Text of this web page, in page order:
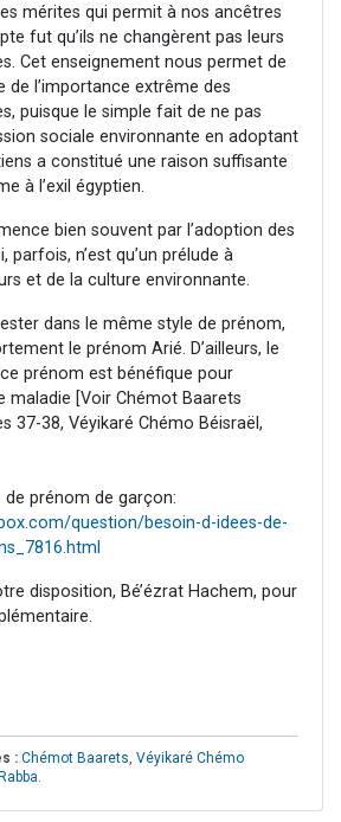
mérites qui permit à nos ancêtres
fut qu’ils ne changèrent pas leurs
Cet enseignement nous permet de
de l’importance extrême des
puisque le simple fait de ne pas
sociale environnante en adoptant
a constitué une raison suffisante
à l’exil égyptien.
bien souvent par l’adoption des
parfois, n’est qu’un prélude à
et de la culture environnante.
dans le même style de prénom,
le prénom Arié. D’ailleurs, le
prénom est bénéfique pour
maladie [Voir Chémot Baarets
37-38, Véyikaré Chémo Béisraël,
prénom de garçon:
question/besoin-d-idees-de-
disposition, Bé’ézrat Hachem, pour
: Chémot Baarets, Véyikaré Chémo
.